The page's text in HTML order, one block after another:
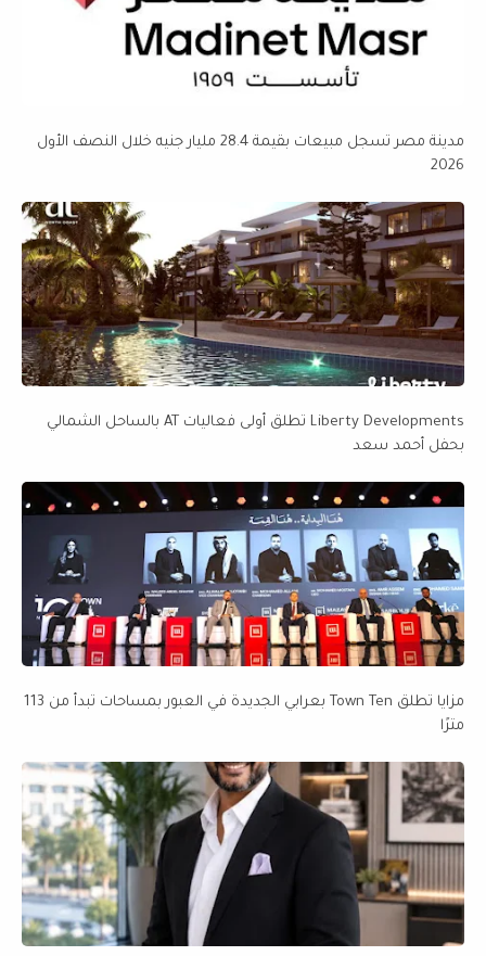
مدينة مصر تسجل مبيعات بقيمة 28.4 مليار جنيه خلال النصف الأول
2026
Liberty Developments تطلق أولى فعاليات AT بالساحل الشمالي
بحفل أحمد سعد
مزايا تطلق Town Ten بعرابي الجديدة في العبور بمساحات تبدأ من 113
مترًا